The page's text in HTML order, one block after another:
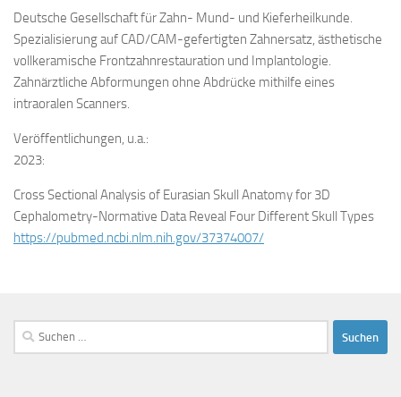
Deutsche Gesellschaft für Zahn- Mund- und Kieferheilkunde.
Spezialisierung auf CAD/CAM-gefertigten Zahnersatz, ästhetische
vollkeramische Frontzahnrestauration und Implantologie.
Zahnärztliche Abformungen ohne Abdrücke mithilfe eines
intraoralen Scanners.
Veröffentlichungen, u.a.:
2023:
Cross Sectional Analysis of Eurasian Skull Anatomy for 3D
Cephalometry-Normative Data Reveal Four Different Skull Types
https://pubmed.ncbi.nlm.nih.gov/37374007/
Suchen
nach: